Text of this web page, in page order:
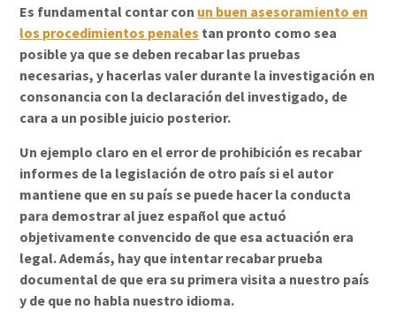
Es fundamental contar con un buen asesoramiento en
los procedimientos penales tan pronto como sea
posible ya que se deben recabar las pruebas
necesarias, y hacerlas valer durante la investigación en
consonancia con la declaración del investigado, de
cara a un posible juicio posterior.
Un ejemplo claro en el error de prohibición es recabar
informes de la legislación de otro país si el autor
mantiene que en su país se puede hacer la conducta
para demostrar al juez español que actuó
objetivamente convencido de que esa actuación era
legal. Además, hay que intentar recabar prueba
documental de que era su primera visita a nuestro país
y de que no habla nuestro idioma.